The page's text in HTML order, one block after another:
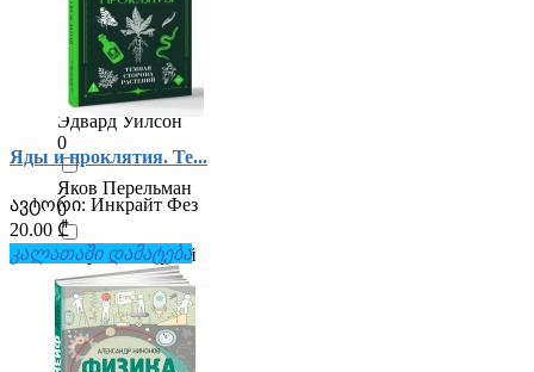
Шевченко М.Ю.
Эдвард Уилсон
0
Яков Перельман
0
Ястребов Сергей
0
Яды и проклятия. Те...
ავტორი: Инкрайт Фез
20.00 ₾
კალათაში დამატება